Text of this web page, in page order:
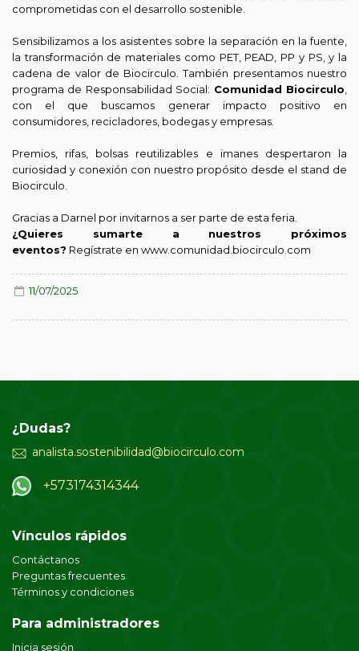
comprometidas con el desarrollo sostenible.
Sensibilizamos a los asistentes sobre la separación en la fuente,
la transformación de materiales como PET, PEAD, PP y PS, y la
cadena de valor de Biocirculo. También presentamos nuestro
programa de Responsabilidad Social: Comunidad Biocirculo
con el que buscamos generar impacto positivo en
consumidores, recicladores, bodegas y empresas.
Premios, rifas, bolsas reutilizables e imanes despertaron la
curiosidad y conexión con nuestro propósito desde el stand de
Biocirculo.
Gracias a Darnel por invitarnos a ser parte de esta feria.
¿Quieres sumarte a nuestros próximos
eventos? Regístrate en www.comunidad.biocirculo.com
11/07/2025
¿Dudas?
analista.sostenibilidad@biocirculo.com
+573174314344
Vínculos rápidos
Contáctanos
Preguntas frecuentes
Términos y condiciones
Para administradores
Inicia sesión